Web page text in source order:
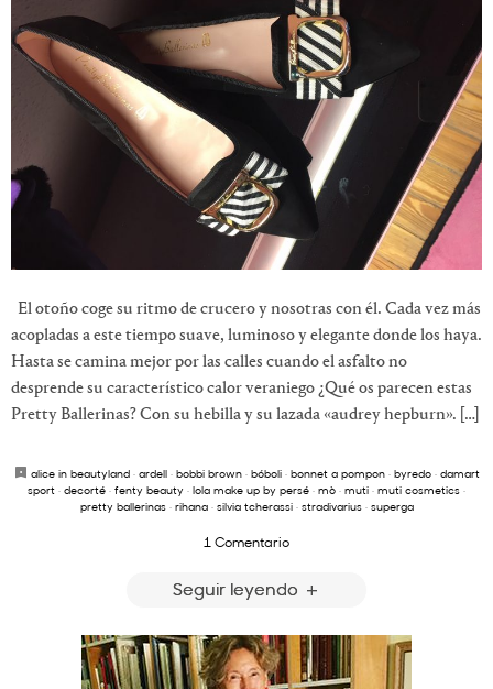
El otoño coge su ritmo de crucero y nosotras con él. Cada vez más
acopladas a este tiempo suave, luminoso y elegante donde los haya.
Hasta se camina mejor por las calles cuando el asfalto no
desprende su característico calor veraniego ¿Qué os parecen estas
Pretty Ballerinas? Con su hebilla y su lazada «audrey hepburn». […]
alice in beautyland· ardell· bobbi brown· bóboli· bonnet a pompon· byredo· damart
sport · decorté · fenty beauty · lola make up by persé · mò · muti · muti cosmetics ·
pretty ballerinas· rihana· silvia tcherassi· stradivarius· superga
1 Comentario
Seguir leyendo